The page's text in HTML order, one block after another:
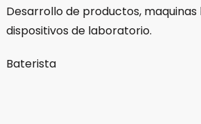
Desarrollo de productos,
dispositivos de laboratorio.
Baterista